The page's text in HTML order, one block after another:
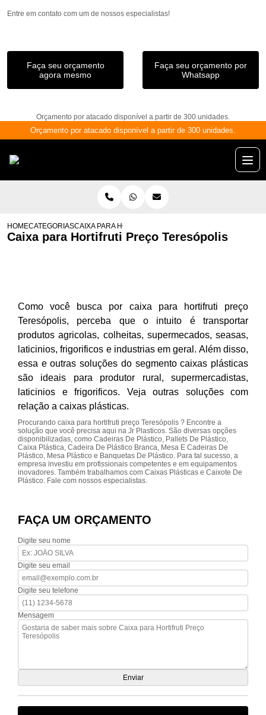
Entre em contato com um de nossos especialistas!
Faça seu orçamento
agora mesmo
Faça seu orçamento por
Whatsapp
Orçamento por atacado disponível a partir de 300 unidades.
Orçamento por atacado disponível a partir de 300 unidades.
HOMECATEGORIASCAIXA PARA HORTIFRUTI PREÇO TERESÓPOLIS
Caixa para Hortifruti Preço Teresópolis
Como você busca por caixa para hortifruti preço
Teresópolis, perceba que o intuito é transportar
produtos agricolas, colheitas, supermecados, seasas,
laticinios, frigorificos e industrias em geral. Além disso,
essa e outras soluções do segmento caixas plásticas
são ideais para produtor rural, supermercadistas,
laticinios e frigorificos. Veja outras soluções com
relação a caixas plásticas.
Procurando caixa para hortifruti preço Teresópolis ? Encontre a
solução que você precisa aqui na Jr Plasticos. São diversas opções
disponibilizadas, como Cadeiras De Plástico, Pallets De Plástico,
Caixa Plástica, Cadeira De Plástico Branca, Mesa E Cadeiras De
Plástico, Mesa Plástico e Banquetas De Plástico. Para tal sucesso, a
empresa investiu em profissionais competentes e em equipamentos
inovadores. Também trabalhamos com Caixas Plásticas e Caixote De
Plástico. Fale com nossos especialistas.
FAÇA UM ORÇAMENTO
Digite seu nome
Digite seu email
Digite seu telefone
Mensagem